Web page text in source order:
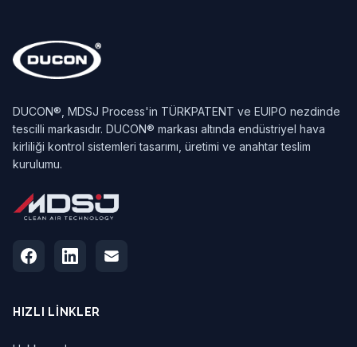
DUCON®, MDSJ Process'in TÜRKPATENT ve EUIPO nezdinde
tescilli markasıdır. DUCON® markası altında endüstriyel hava
kirliliği kontrol sistemleri tasarımı, üretimi ve anahtar teslim
kurulumu.
HIZLI LINKLER